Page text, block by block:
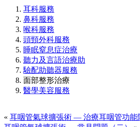
耳科服務
鼻科服務
喉科服務
頭頸外科服務
睡眠窒息症治療
聽力及言語治療助
驗配助聽器服務
面部整形治療
醫學美容服務
« 耳咽管氣球擴張術 — 治療耳咽管功